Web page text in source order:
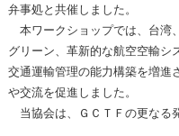
弁事処と共催しました。
本ワークショップでは、台湾
グリーン、革新的な航空空輸シ
交通運輸管理の能力構築を増進
や交流を促進しました。
当協会は、ＧＣＴＦの更なる